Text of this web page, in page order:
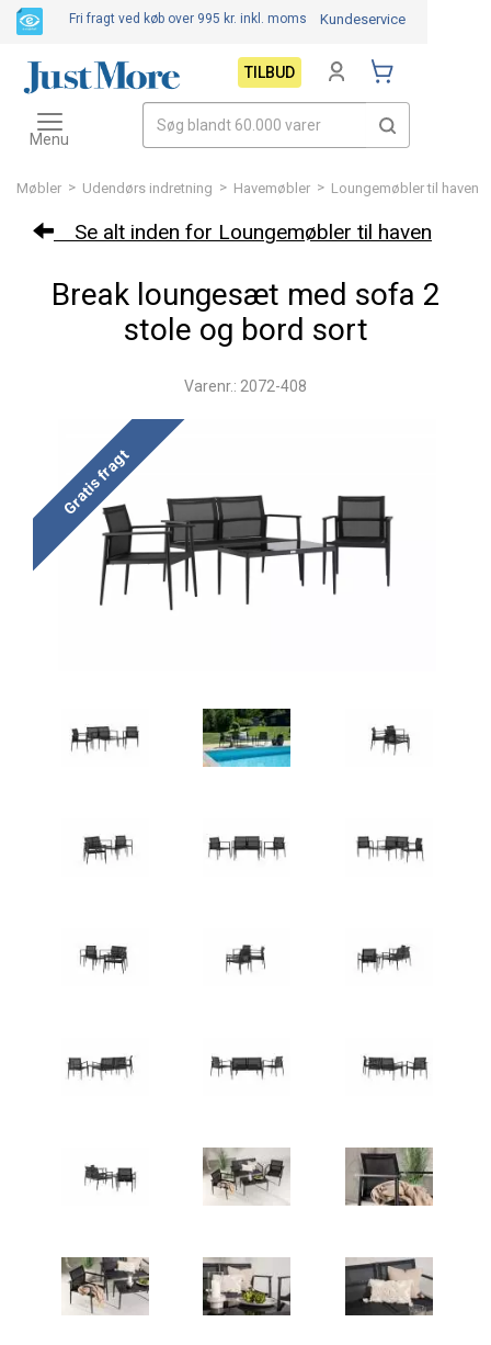
Møbler > Udendørs indretning > Havemøbler > Loungemøbler til haven
Se alt inden for Loungemøbler til haven
Break loungesæt med sofa 2
stole og bord sort
Varenr.: 2072-408
Gratis fragt
Fri fragt ved køb over 995 kr. inkl. moms Kundeservice
TILBUD
Toggle
navigation
Menu